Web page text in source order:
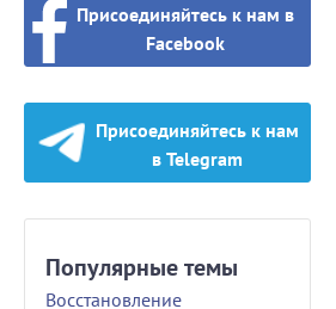
Присоединяйтесь к нам в
Facebook
Присоединяйтесь к нам
в Telegram
Популярные темы
Восстановление